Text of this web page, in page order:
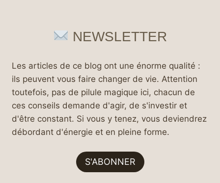
NEWSLETTER
Les articles de ce blog ont une énorme qualité :
ils peuvent vous faire changer de vie. Attention
toutefois, pas de pilule magique ici, chacun de
ces conseils demande d'agir, de s'investir et
d'être constant. Si vous y tenez, vous deviendrez
débordant d'énergie et en pleine forme.
S'ABONNER